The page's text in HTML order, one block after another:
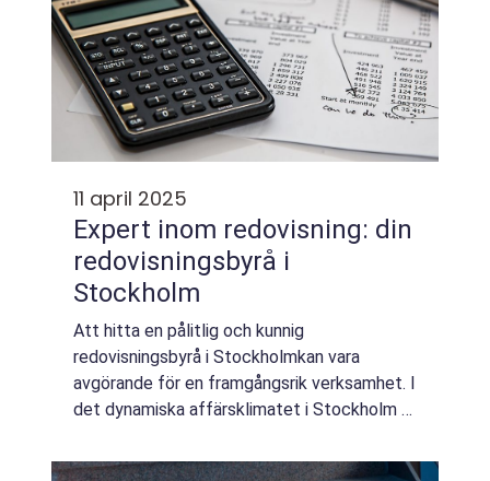
11 april 2025
Expert inom redovisning: din
redovisningsbyrå i
Stockholm
Att hitta en pålitlig och kunnig
redovisningsbyrå i Stockholmkan vara
avgörande för en framgångsrik verksamhet. I
det dynamiska affärsklimatet i Stockholm är
inte bara ...